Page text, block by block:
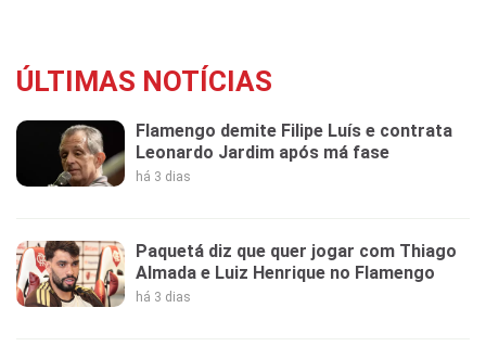
ÚLTIMAS NOTÍCIAS
Flamengo demite Filipe Luís e contrata
Leonardo Jardim após má fase
há 3 dias
Paquetá diz que quer jogar com Thiago
Almada e Luiz Henrique no Flamengo
há 3 dias